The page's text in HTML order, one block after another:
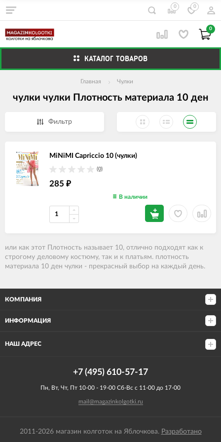
0 0
0
КАТАЛОГ ТОВАРОВ
Главная Чулки
чулки чулки Плотность материала 10 ден
Фильтр
MiNiMI Capriccio 10 (чулки)
(0)
285 ₽
В наличии
или как этот Плотность называет 10, отлично подходят как к
строгому деловому костюму, так и к платьям. плотность
материала 10 ден чулки - прекрасный выбор на каждый день.
КОМПАНИЯ
ИНФОРМАЦИЯ
НАШ АДРЕС
+7 (495) 610-57-17
Пн, Вт, Чт, Пт 10-00 - 19-00 Сб-Вс с 11-00 до 17-00
mail@magazinkolgotki.ru
2011-2026 магазин колготок на Яблочкова. Разработано